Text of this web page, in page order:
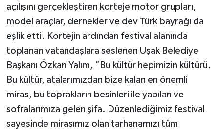
açılışını gerçekleştiren korteje motor grupları,
model araçlar, dernekler ve dev Türk bayrağı da
eşlik etti. Kortejin ardından festival alanında
toplanan vatandaşlara seslenen Uşak Belediye
Başkanı Özkan Yalım, “Bu kültür hepimizin kültürü.
Bu kültür, atalarımızdan bize kalan en önemli
miras, bu toprakların besinleri ile yapılan ve
sofralarımıza gelen şifa. Düzenlediğimiz festival
sayesinde mirasımız olan tarhanamızı tüm